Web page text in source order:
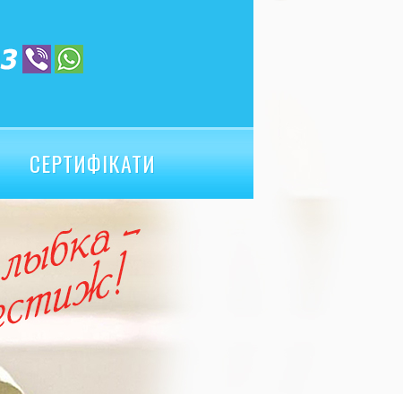
СЕРТИФІКАТИ